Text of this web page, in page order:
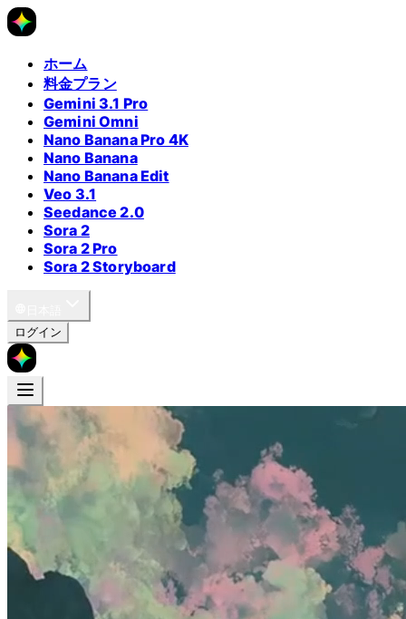
ホーム
料金プラン
Gemini 3.1 Pro
Gemini Omni
Nano Banana Pro 4K
Nano Banana
Nano Banana Edit
Veo 3.1
Seedance 2.0
Sora 2
Sora 2 Pro
Sora 2 Storyboard
ログイン